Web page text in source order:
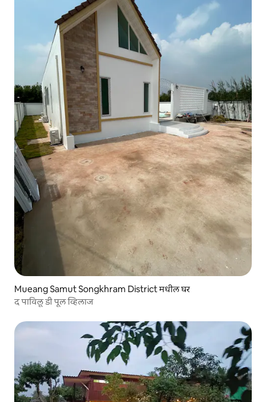
Mueang Samut Songkhram District मधील घर
द पाविलू डी पूल व्हिलाज